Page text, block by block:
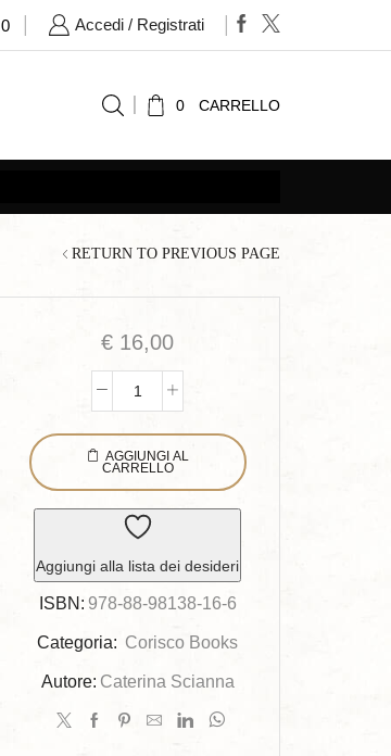
0 Accedi / Registrati
0 CARRELLO
RETURN TO PREVIOUS PAGE
€ 16,00
Biolinguistica
cognitiva
quantità
AGGIUNGI AL
CARRELLO
Aggiungi alla lista dei desideri
ISBN: 978-88-98138-16-6
Categoria: Corisco Books
Autore: Caterina Scianna